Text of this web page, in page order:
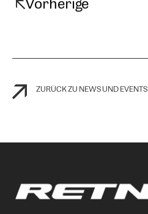
Vorherige
ZURÜCK ZU NEWS UND EVENTS